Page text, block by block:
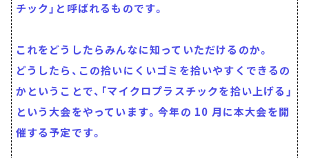
チック」と呼ばれるものです。
これをどうしたらみんなに知っていただけるのか。
どうしたら、この拾いにくいゴミを拾いやすくできるの
かということで、「マイクロプラスチックを拾い上げる」
という大会をやっています。今年の 10 月に本大会を開
催する予定です。